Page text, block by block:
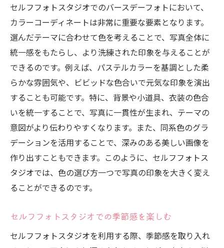
セルフフォトスタジオでのバースデーフォトにおいて、
カラーコーディネートは非常に重要な要素となります。
選んだテーマに合わせて色を考えることで、写真全体に
統一感をもたらし、より洗練された印象を与えることが
できるのです。例えば、パステルカラーを基調とした柔
らかな雰囲気や、ビビッドな色合いで元気な印象を演出
することも可能です。特に、背景や小道具、衣装の色合
いを統一することで、写真に一貫性が生まれ、テーマの
意図がより伝わりやすくなります。また、同系色のグラ
デーションを活用することで、深みのある美しい画像を
作り出すこともできます。このように、セルフフォトス
タジオでは、色の選び方一つで写真の印象を大きく変え
ることができるのです。
セルフフォトスタジオでの季節感を楽しむ
セルフフォトスタジオを利用する際、季節感を取り入れ